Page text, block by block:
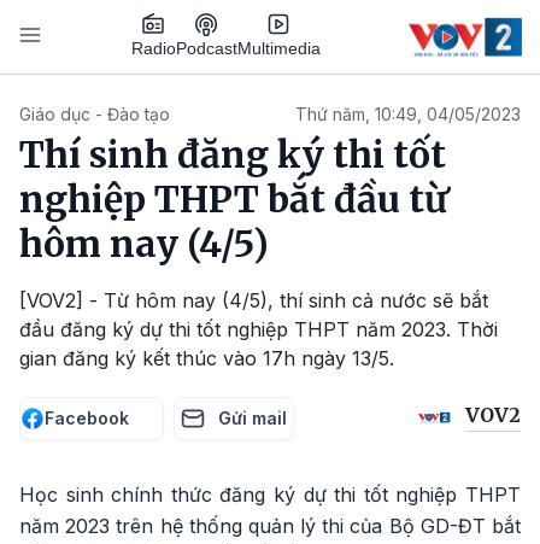
Nhảy đến nội dung
RadioPodcastMultimedia
Giáo dục - Đào tạo Thứ năm, 10:49, 04/05/2023
Thí sinh đăng ký thi tốt
nghiệp THPT bắt đầu từ
hôm nay (4/5)
[VOV2] - Từ hôm nay (4/5), thí sinh cả nước sẽ bắt
đầu đăng ký dự thi tốt nghiệp THPT năm 2023. Thời
gian đăng ký kết thúc vào 17h ngày 13/5.
Facebook Gửi mail VOV2
Học sinh chính thức đăng ký dự thi tốt nghiệp THPT
năm 2023 trên hệ thống quản lý thi của Bộ GD-ĐT bắt